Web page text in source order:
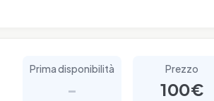
Prima disponibilità
-
Prezzo
100€